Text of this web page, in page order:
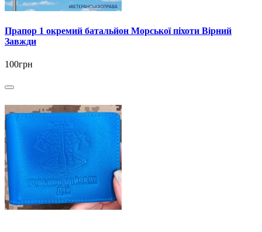
Прапор 1 окремий батальйон Морської піхоти Вірний
Завжди
100грн